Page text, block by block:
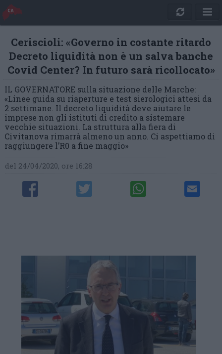
Ceriscioli: «Governo in costante ritardo
Decreto liquidità non è un salva banche
Covid Center? In futuro sarà ricollocato»
IL GOVERNATORE sulla situazione delle Marche:
«Linee guida su riaperture e test sierologici attesi da
2 settimane. Il decreto liquidità deve aiutare le
imprese non gli istituti di credito a sistemare
vecchie situazioni. La struttura alla fiera di
Civitanova rimarrà almeno un anno. Ci aspettiamo di
raggiungere l’R0 a fine maggio»
del 24/04/2020, ore 16:28